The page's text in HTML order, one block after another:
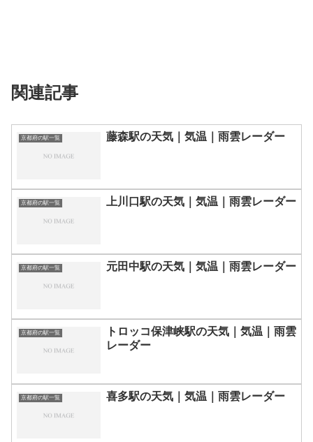
関連記事
京都府の駅一覧 藤森駅の天気｜気温｜雨雲レーダー
京都府の駅一覧 上川口駅の天気｜気温｜雨雲レーダー
京都府の駅一覧 元田中駅の天気｜気温｜雨雲レーダー
京都府の駅一覧
トロッコ保津峡駅の天気｜気温｜雨雲
レーダー
京都府の駅一覧 喜多駅の天気｜気温｜雨雲レーダー